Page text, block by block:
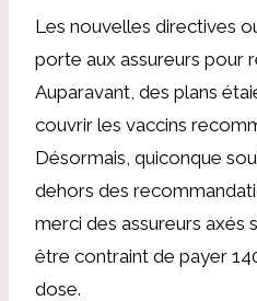
Les nouvelles directives
porte aux assureurs pour
Auparavant, des plans
couvrir les vaccins
Désormais, quiconque
dehors des
merci des assureurs axés
être contraint de payer
dose.